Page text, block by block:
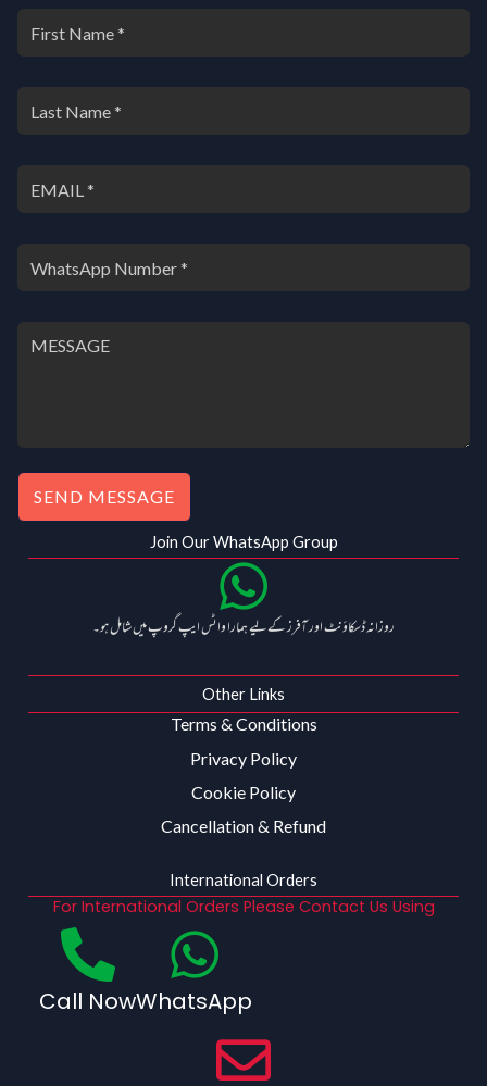
SEND MESSAGE
Join Our WhatsApp Group
روزانہ ڈسکاؤنٹ اور آفرز کے لیے ہمارا واٹس ایپ گروپ میں شامل ہو۔
Other Links
Terms & Conditions
Privacy Policy
Cookie Policy
Cancellation & Refund
International Orders
For International Orders Please Contact Us Using
Call NowWhatsApp